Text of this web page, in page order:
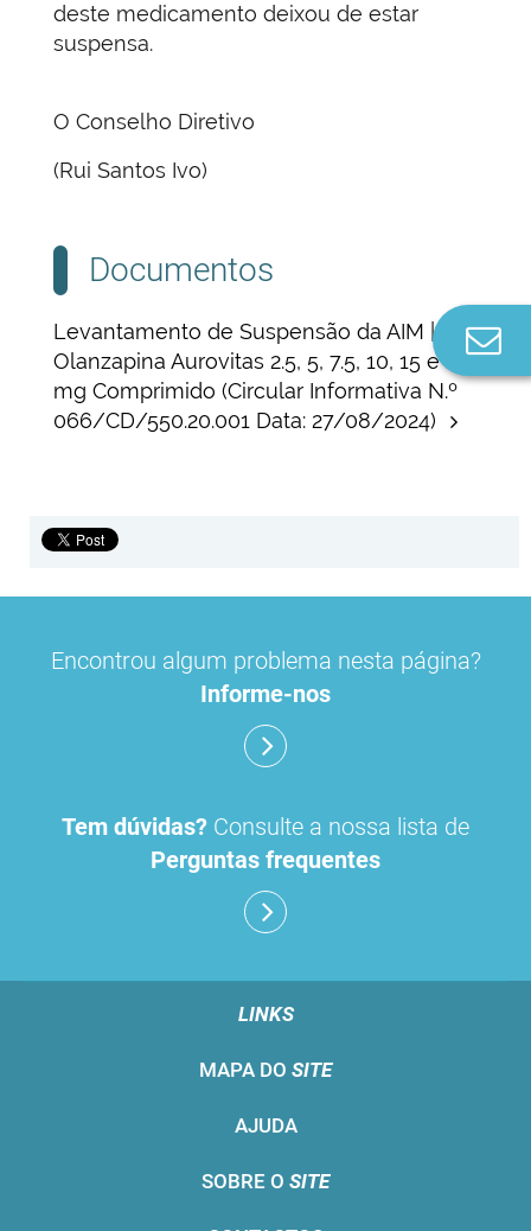
deste medicamento deixou de estar
suspensa.
O Conselho Diretivo
(Rui Santos Ivo)
Documentos
Levantamento de Suspensão da AIM |
Olanzapina Aurovitas 2.5, 5, 7.5, 10, 15 e 20
mg Comprimido (Circular Informativa N.º
066/CD/550.20.001 Data: 27/08/2024)
Encontrou algum problema nesta página?
Informe-nos
Tem dúvidas? Consulte a nossa lista de
Perguntas frequentes
LINKS
MAPA DO SITE
AJUDA
SOBRE O SITE